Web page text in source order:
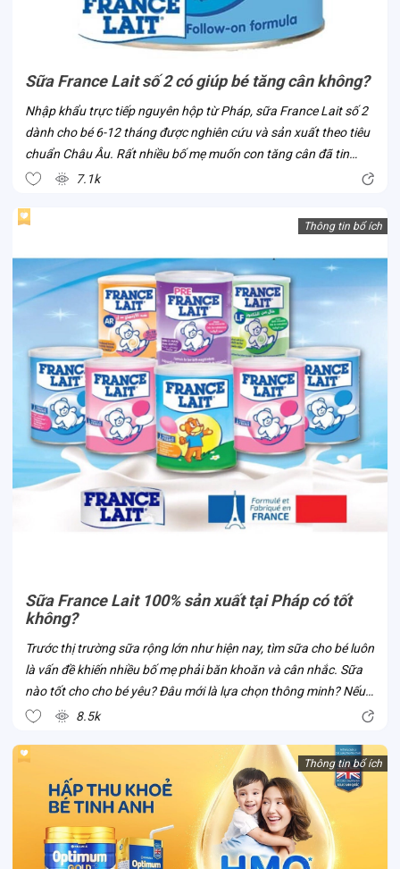
Sữa France Lait số 2 có giúp bé tăng cân không?
Nhập khẩu trực tiếp nguyên hộp từ Pháp, sữa France Lait số 2
dành cho bé 6-12 tháng được nghiên cứu và sản xuất theo tiêu
chuẩn Châu Âu. Rất nhiều bố mẹ muốn con tăng cân đã tin
chọn dòng sữa này ngay khi sản phẩm có mặt tại Việt Nam. Vì
7.1k
Thông tin bổ ích
Sữa France Lait 100% sản xuất tại Pháp có tốt
không?
Trước thị trường sữa rộng lớn như hiện nay, tìm sữa cho bé luôn
là vấn đề khiến nhiều bố mẹ phải băn khoăn và cân nhắc. Sữa
nào tốt cho cho bé yêu? Đâu mới là lựa chọn thông minh? Nếu
bố mẹ đã và đang có cùng thắc mắc này, cùng Con Cưng thử
8.5k
Thông tin bổ ích